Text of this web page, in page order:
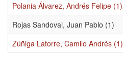
Polania Álvarez, Andrés Felipe (1)
Rojas Sandoval, Juan Pablo (1)
Zúñiga Latorre, Camilo Andrés (1)